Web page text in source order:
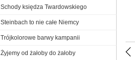
Schody księdza Twardowskiego
Steinbach to nie całe Niemcy
Trójkolorowe barwy kampanii
Żyjemy od żałoby do żałoby